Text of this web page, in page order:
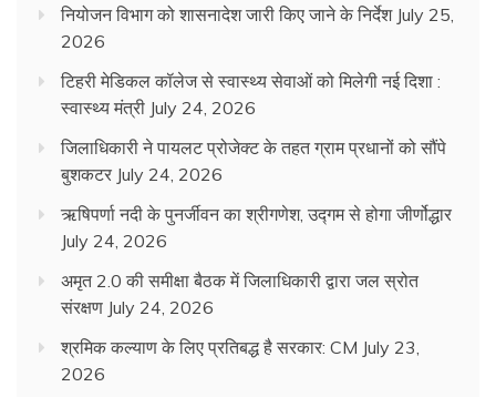
नियोजन विभाग को शासनादेश जारी किए जाने के निर्देश July 25,
2026
टिहरी मेडिकल कॉलेज से स्वास्थ्य सेवाओं को मिलेगी नई दिशा :
स्वास्थ्य मंत्री July 24, 2026
जिलाधिकारी ने पायलट प्रोजेक्ट के तहत ग्राम प्रधानों को सौंपे
बुशकटर July 24, 2026
ऋषिपर्णा नदी के पुनर्जीवन का श्रीगणेश, उद्गम से होगा जीर्णोद्धार
July 24, 2026
अमृत 2.0 की समीक्षा बैठक में जिलाधिकारी द्वारा जल स्रोत
संरक्षण July 24, 2026
श्रमिक कल्याण के लिए प्रतिबद्ध है सरकार: CM July 23,
2026